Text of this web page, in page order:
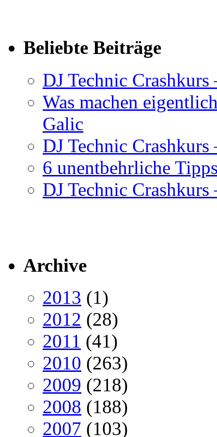
Beliebte Beiträge
DJ Technic
Was machen
Galic
DJ Technic
6 unentbehrliche
DJ Technic
Archive
2013 (1)
2012 (28)
2011 (41)
2010 (263)
2009 (218)
2008 (188)
2007 (103)